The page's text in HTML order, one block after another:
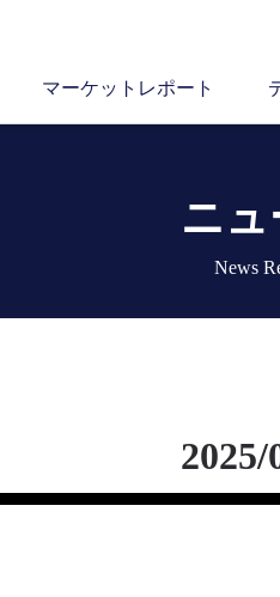
マーケットレポート
ニュ
News
2025/